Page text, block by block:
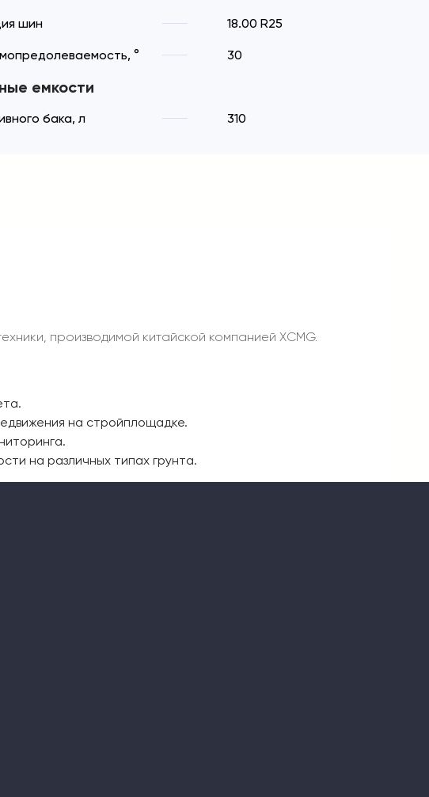
шин 18.00 R25
° 30
емкости
бака, л 310
производимой китайской компанией XCMG.
на стройплощадке.
на различных типах грунта.